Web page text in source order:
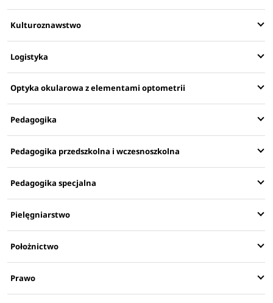
Kulturoznawstwo
Logistyka
Optyka okularowa z elementami optometrii
Pedagogika
Pedagogika przedszkolna i wczesnoszkolna
Pedagogika specjalna
Pielęgniarstwo
Położnictwo
Prawo